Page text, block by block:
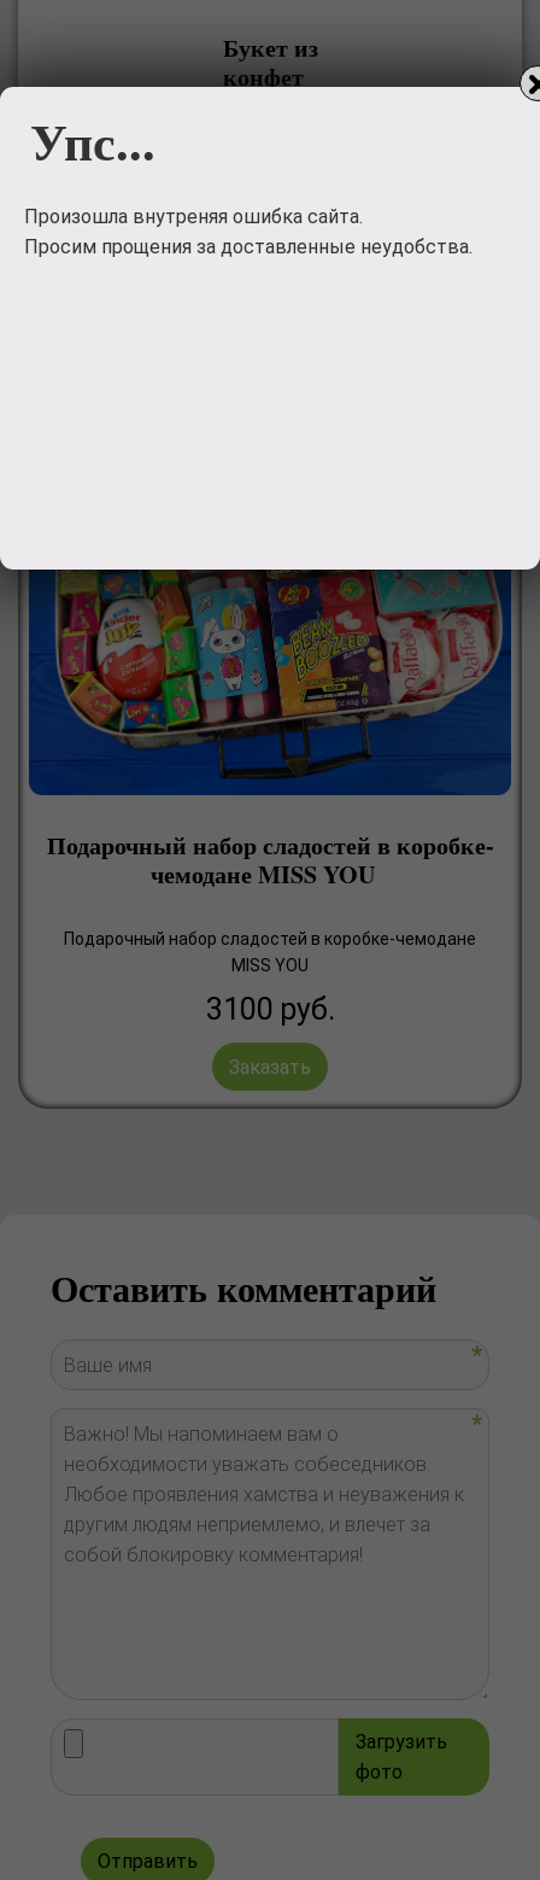
Букет из
конфет
Заказать
Подарочный набор сладостей в коробке-
чемодане MISS YOU
Подарочный набор сладостей в коробке-чемодане
MISS YOU
3100 руб.
Заказать
Оставить комментарий
Загрузить
фото
Отправить
Упс...
Произошла внутреняя ошибка сайта.
Просим прощения за доставленные неудобства.